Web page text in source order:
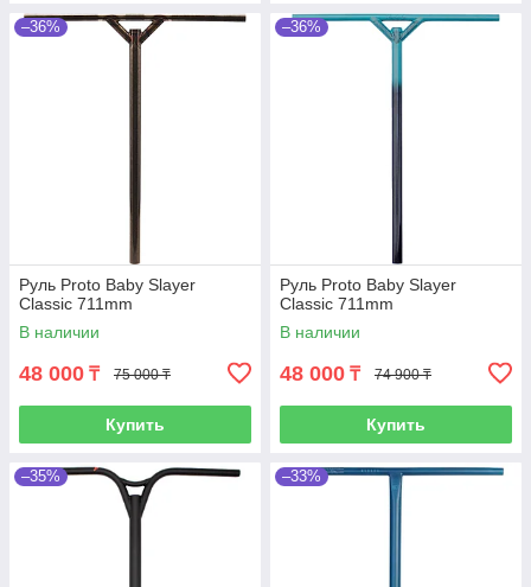
–36%
Руль Proto Baby Slayer
Classic 711mm
В наличии
48 000 ₸ 75 000 ₸
Купить
–36%
Руль Proto Baby Slayer
Classic 711mm
В наличии
48 000 ₸ 74 900 ₸
Купить
–35% –33%